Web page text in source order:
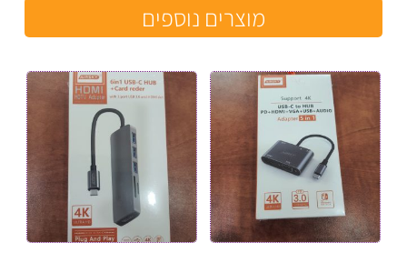
מוצרים נוספים